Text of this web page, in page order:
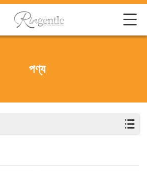
পণ্য